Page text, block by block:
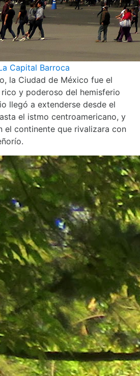
Capital Barroca
la Ciudad de México fue el
y poderoso del hemisferio
llegó a extenderse desde el
el istmo centroamericano, y
el continente que rivalizara con